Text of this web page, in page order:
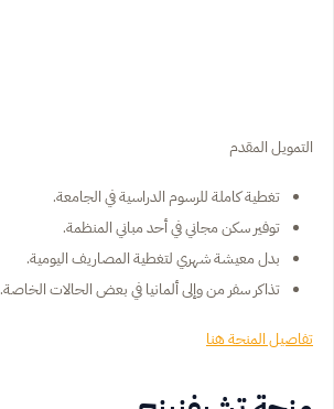
التمويل المقدم
تغطية كاملة للرسوم الدراسية في الجامعة.
توفير سكن مجاني في أحد مباني المنظمة.
بدل معيشة شهري لتغطية المصاريف اليومية.
تذاكر سفر من وإلى ألمانيا في بعض الحالات الخاصة.
تفاصيل المنحة هنا